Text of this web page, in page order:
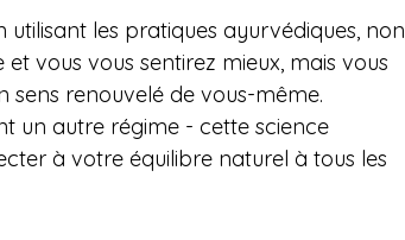
les pratiques ayurvédiques, non
vous vous sentirez mieux, mais vous
renouvelé de vous-même.
un autre régime - cette science
à votre équilibre naturel à tous les